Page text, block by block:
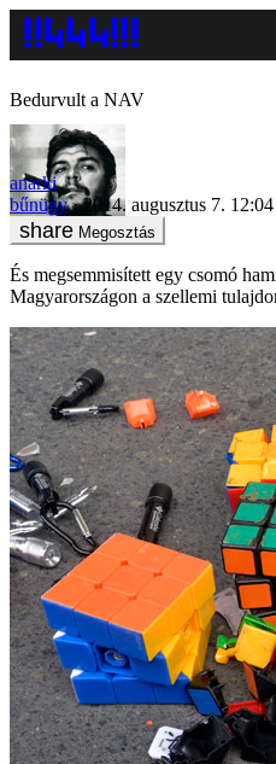
Bedurvult a NAV
anarki
bűnügy
2014. augusztus 7. 12:04
Megosztás
És megsemmisített egy csomó
Magyarországon a szellemi